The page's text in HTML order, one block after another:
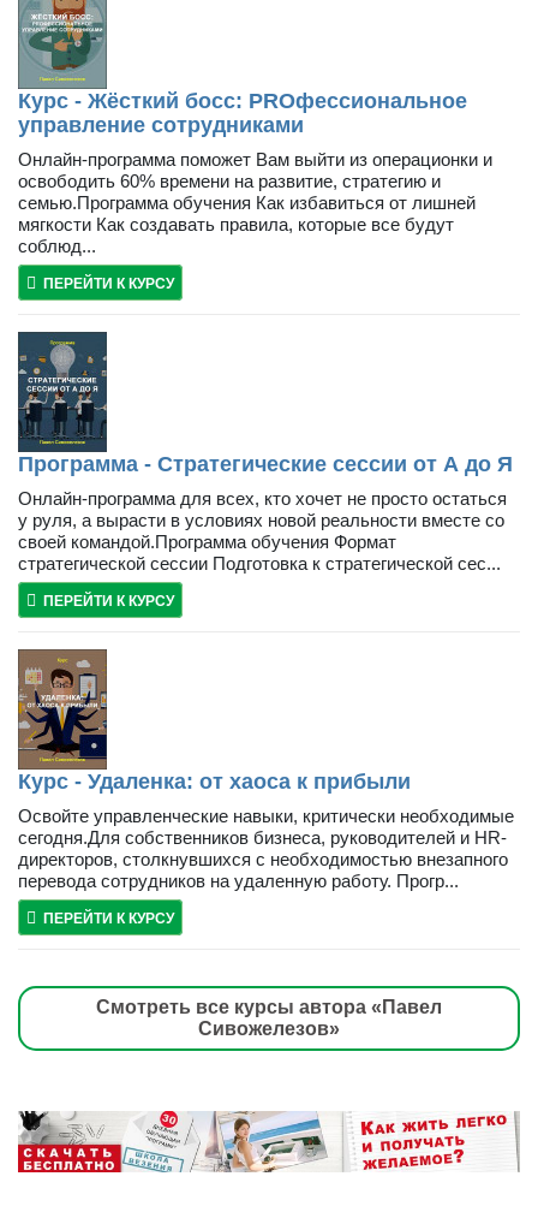
Курс - Жёсткий босс: PROфессиональное
управление сотрудниками
Онлайн-программа поможет Вам выйти из операционки и
освободить 60% времени на развитие, стратегию и
семью.Программа обучения Как избавиться от лишней
мягкости Как создавать правила, которые все будут
соблюд...
ПЕРЕЙТИ К КУРСУ
Программа - Стратегические сессии от А до Я
Онлайн-программа для всех, кто хочет не просто остаться
у руля, а вырасти в условиях новой реальности вместе со
своей командой.Программа обучения Формат
стратегической сессии Подготовка к стратегической сес...
ПЕРЕЙТИ К КУРСУ
Курс - Удаленка: от хаоса к прибыли
Освойте управленческие навыки, критически необходимые
сегодня.Для собственников бизнеса, руководителей и HR-
директоров, столкнувшихся с необходимостью внезапного
перевода сотрудников на удаленную работу. Прогр...
ПЕРЕЙТИ К КУРСУ
Смотреть все курсы автора «Павел
Сивожелезов»